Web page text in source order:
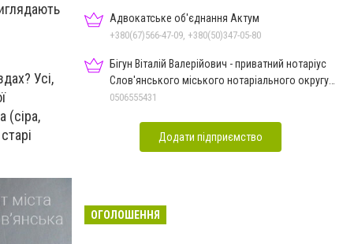
Усі,
(сіра,
Адвокатське об'єднання Актум
+380(67)566-47-09, +380(50)347-05-80
Бігун Віталій Валерійович - приватний нотаріус
Слов'янського міського нотаріального округу
Дон.обл.
0506555431
Додати підприємство
ОГОЛОШЕННЯ